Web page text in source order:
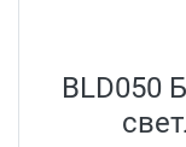
BLD050